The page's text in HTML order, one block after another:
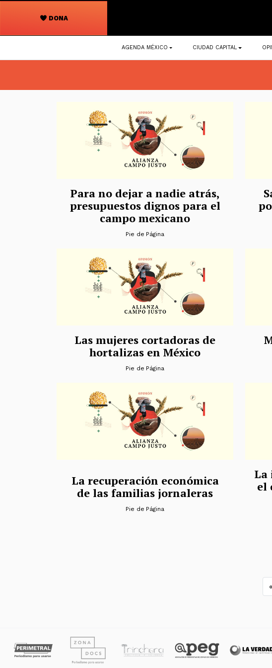
DONA
Navegación
principal
AGENDA MÉXICO CIUDAD CAPITAL
Para no dejar a nadie atrás,
presupuestos dignos para el
campo mexicano
Pie de Página
Las mujeres cortadoras de
hortalizas en México
Pie de Página
La recuperación económica
de las familias jornaleras
Pie de Página
La
el
«